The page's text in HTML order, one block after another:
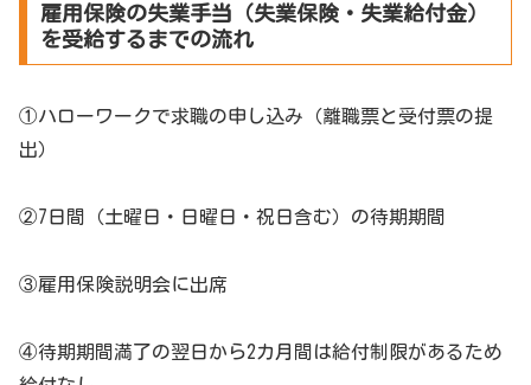
雇用保険の失業手当（失業保険・失業給付金）
を受給するまでの流れ
①ハローワークで求職の申し込み（離職票と受付票の提
出）
②7日間（土曜日・日曜日・祝日含む）の待期期間
③雇用保険説明会に出席
④待期期間満了の翌日から2カ月間は給付制限があるため